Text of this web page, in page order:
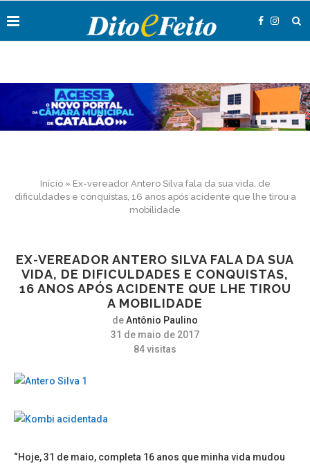
Início» Ex-vereador Antero Silva fala da sua vida, de
dificuldades e conquistas, 16 anos após acidente que lhe tirou a
mobilidade
EX-VEREADOR ANTERO SILVA FALA DA SUA
VIDA, DE DIFICULDADES E CONQUISTAS,
16 ANOS APÓS ACIDENTE QUE LHE TIROU
A MOBILIDADE
deAntônio Paulino
31 de maio de 2017
84visitas
“Hoje, 31 de maio, completa 16 anos que minha vida mudou